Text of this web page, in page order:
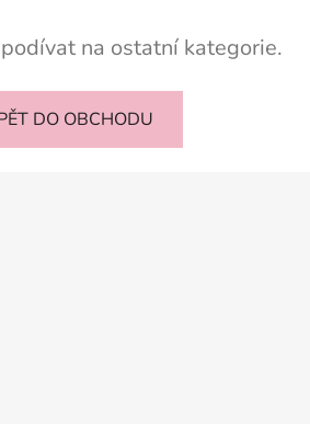
na ostatní kategorie.
DO OBCHODU